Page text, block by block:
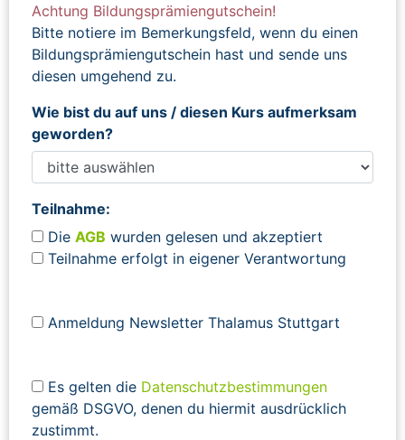
Achtung Bildungsprämiengutschein!
Bitte notiere im Bemerkungsfeld, wenn du einen
Bildungsprämiengutschein hast und sende uns
diesen umgehend zu.
Wie bist du auf uns / diesen Kurs aufmerksam
geworden?
Teilnahme:
Die AGB wurden gelesen und akzeptiert
Teilnahme erfolgt in eigener Verantwortung
Anmeldung Newsletter Thalamus Stuttgart
Es gelten die Datenschutzbestimmungen
gemäß DSGVO, denen du hiermit ausdrücklich
zustimmt.